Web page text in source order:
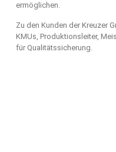
ermöglichen.
Zu den Kunden der Kreuzer
KMUs, Produktionsleiter,
für Qualitätssicherung.